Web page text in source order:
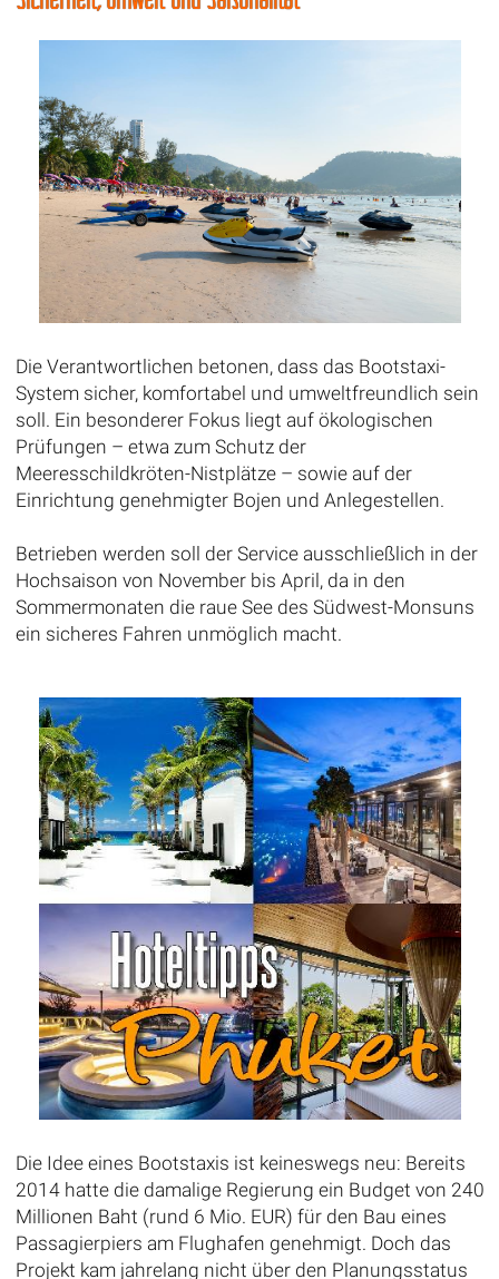
Die Verantwortlichen betonen, dass das Bootstaxi-
System sicher, komfortabel und umweltfreundlich sein
soll. Ein besonderer Fokus liegt auf ökologischen
Prüfungen – etwa zum Schutz der
Meeresschildkröten-Nistplätze – sowie auf der
Einrichtung genehmigter Bojen und Anlegestellen.
Betrieben werden soll der Service ausschließlich in der
Hochsaison von November bis April, da in den
Sommermonaten die raue See des Südwest-Monsuns
ein sicheres Fahren unmöglich macht.
Die Idee eines Bootstaxis ist keineswegs neu: Bereits
2014 hatte die damalige Regierung ein Budget von 240
Millionen Baht (rund 6 Mio. EUR) für den Bau eines
Passagierpiers am Flughafen genehmigt. Doch das
Projekt kam jahrelang nicht über den Planungsstatus